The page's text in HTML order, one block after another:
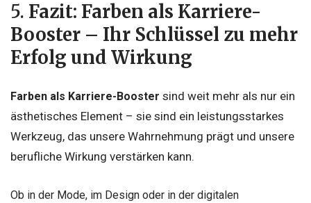
5. Fazit: Farben als Karriere-
Booster – Ihr Schlüssel zu mehr
Erfolg und Wirkung
Farben als Karriere-Booster sind weit mehr als nur ein
ästhetisches Element – sie sind ein leistungsstarkes
Werkzeug, das unsere Wahrnehmung prägt und unsere
berufliche Wirkung verstärken kann.
Ob in der Mode, im Design oder in der digitalen